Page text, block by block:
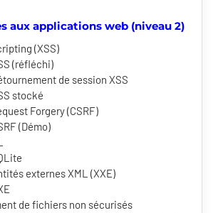
aux applications web (niveau 2)
(XSS)
(réfléchi)
de session XSS
stocké
Forgery (CSRF)
(Démo)
externes XML (XXE)
de fichiers non sécurisés